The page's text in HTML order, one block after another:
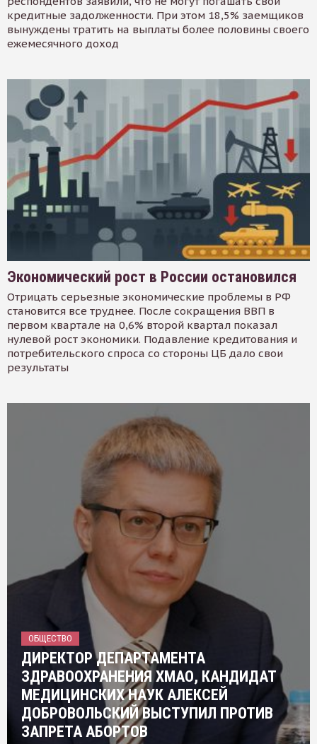
кредитные задолженности. При этом 18,5% заемщиков
вынуждены тратить на выплаты более половины своего
ежемесячного доход
Экономический рост в России остановился
Отрицать серьезные экономические проблемы в РФ
становится все труднее. После сокращения ВВП в
первом квартале на 0,6% второй квартал показал
нулевой рост экономики. Подавление кредитования и
потребительского спроса со стороны ЦБ дало свои
результаты
ОБЩЕСТВО
ДИРЕКТОР ДЕПАРТАМЕНТА
ЗДРАВООХРАНЕНИЯ ХМАО, КАНДИДАТ
МЕДИЦИНСКИХ НАУК АЛЕКСЕЙ
ДОБРОВОЛЬСКИЙ ВЫСТУПИЛ ПРОТИВ
ЗАПРЕТА АБОРТОВ